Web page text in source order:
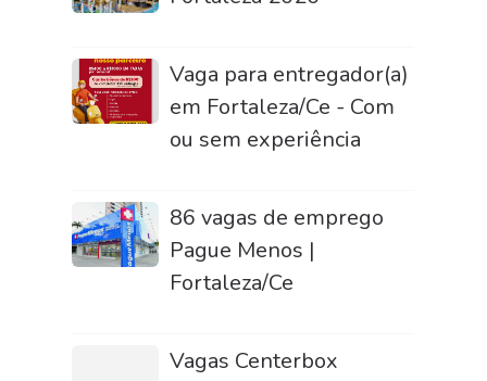
Vaga para entregador(a)
em Fortaleza/Ce - Com
ou sem experiência
86 vagas de emprego
Pague Menos |
Fortaleza/Ce
Vagas Centerbox